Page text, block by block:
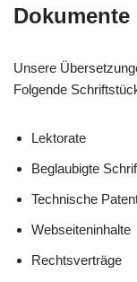
Dokumente
Unsere
Folgende
Lektorate
Beglaubigte
Technische
Webseiteninhalte
Rechtsverträge